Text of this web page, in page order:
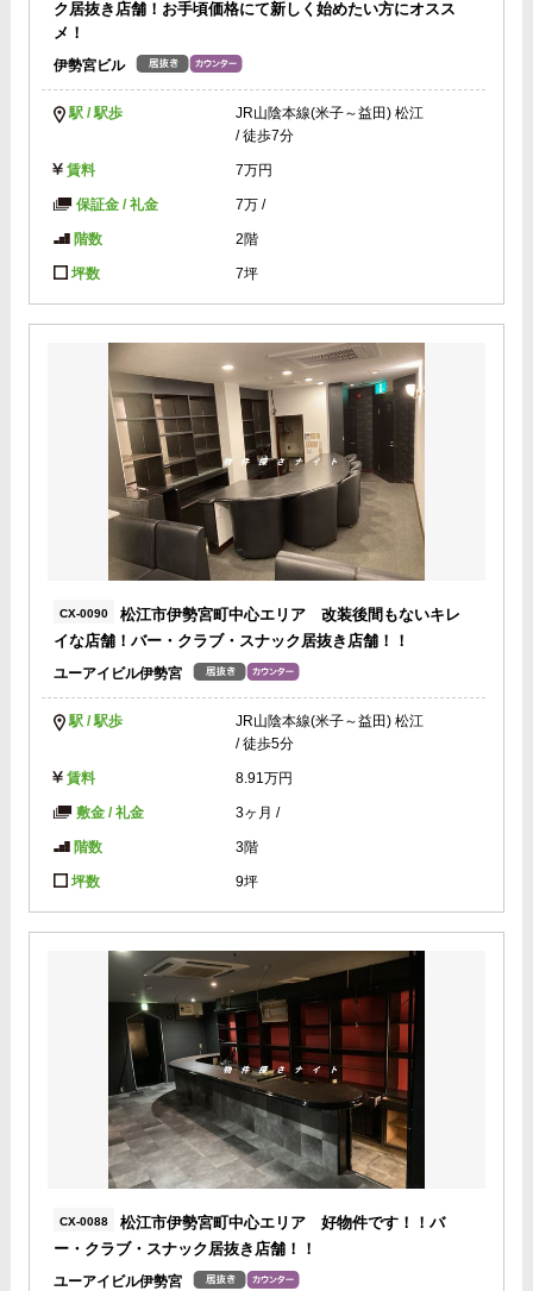
ク居抜き店舗！お手頃価格にて新しく始めたい方にオスス
メ！
伊勢宮ビル
駅 / 駅歩
JR山陰本線(米子～益田) 松江
/ 徒歩7分
賃料 7万円
保証金 / 礼金 7万 /
階数 2階
坪数 7坪
CX-0090
松江市伊勢宮町中心エリア 改装後間もないキレ
イな店舗！バー・クラブ・スナック居抜き店舗！！
ユーアイビル伊勢宮
駅 / 駅歩
JR山陰本線(米子～益田) 松江
/ 徒歩5分
賃料 8.91万円
敷金 / 礼金 3ヶ月 /
階数 3階
坪数 9坪
CX-0088
松江市伊勢宮町中心エリア 好物件です！！バ
ー・クラブ・スナック居抜き店舗！！
ユーアイビル伊勢宮